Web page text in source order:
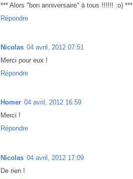
*** Alors "bon anniversaire" à tous !!!!!! :o) ***
Répondre
Nicolas 04 avril, 2012 07:51
Merci pour eux !
Répondre
Homer 04 avril, 2012 16:59
Merci !
Répondre
Nicolas 04 avril, 2012 17:09
De rien !